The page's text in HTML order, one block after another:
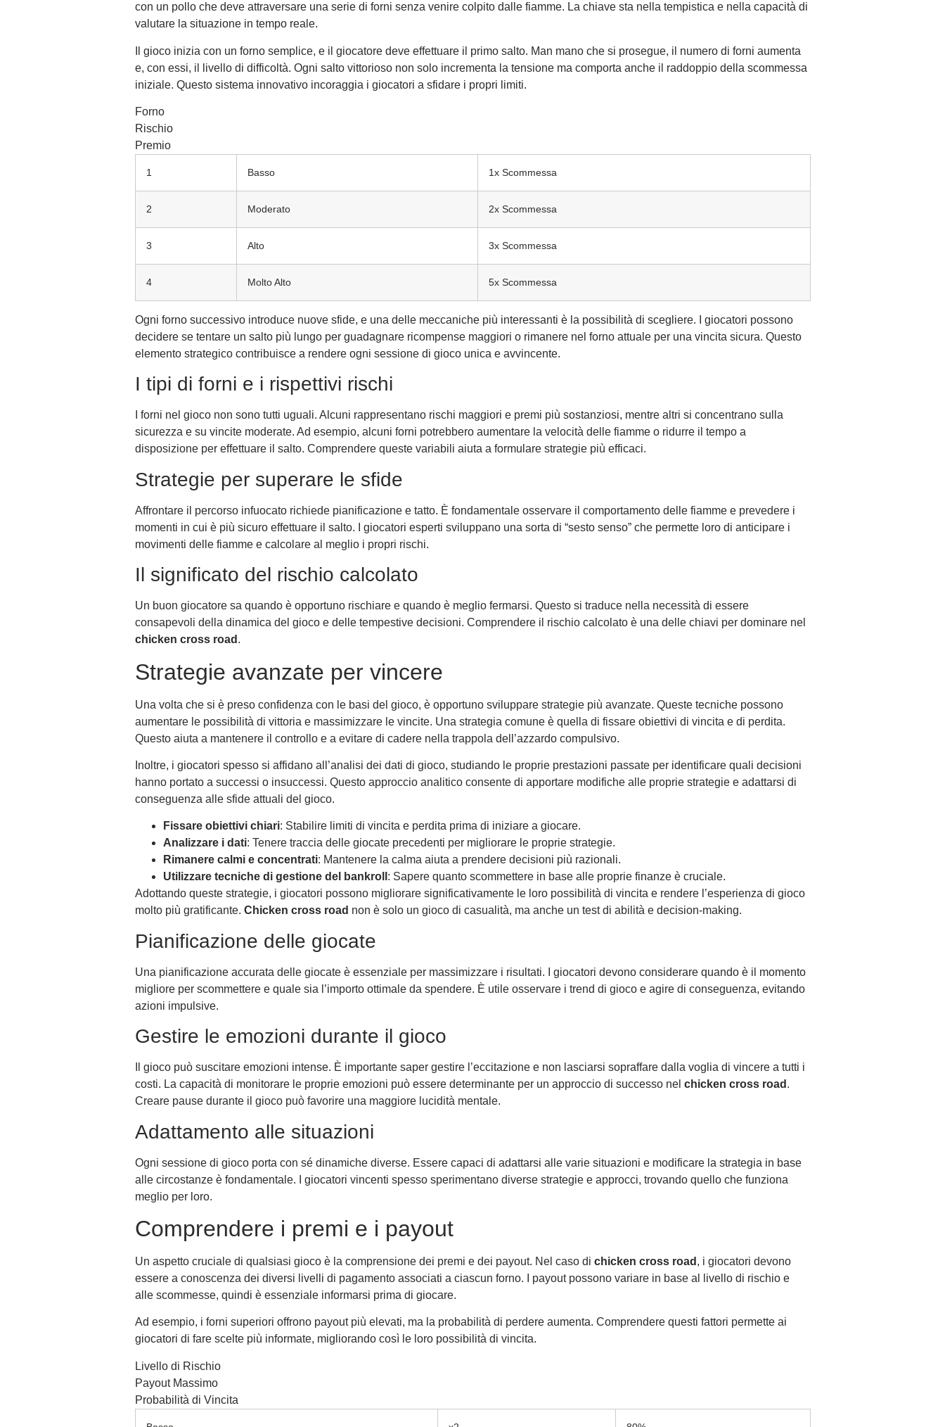
con un pollo che deve attraversare una serie di forni senza venire colpito dalle fiamme. La chiave sta nella tempistica e nella capacità di
valutare la situazione in tempo reale.
Il gioco inizia con un forno semplice, e il giocatore deve effettuare il primo salto. Man mano che si prosegue, il numero di forni aumenta
e, con essi, il livello di difficoltà. Ogni salto vittorioso non solo incrementa la tensione ma comporta anche il raddoppio della scommessa
iniziale. Questo sistema innovativo incoraggia i giocatori a sfidare i propri limiti.
Forno
Rischio
Premio
1 Basso 1x Scommessa
2 Moderato 2x Scommessa
3 Alto 3x Scommessa
4 Molto Alto 5x Scommessa
Ogni forno successivo introduce nuove sfide, e una delle meccaniche più interessanti è la possibilità di scegliere. I giocatori possono
decidere se tentare un salto più lungo per guadagnare ricompense maggiori o rimanere nel forno attuale per una vincita sicura. Questo
elemento strategico contribuisce a rendere ogni sessione di gioco unica e avvincente.
I tipi di forni e i rispettivi rischi
I forni nel gioco non sono tutti uguali. Alcuni rappresentano rischi maggiori e premi più sostanziosi, mentre altri si concentrano sulla
sicurezza e su vincite moderate. Ad esempio, alcuni forni potrebbero aumentare la velocità delle fiamme o ridurre il tempo a
disposizione per effettuare il salto. Comprendere queste variabili aiuta a formulare strategie più efficaci.
Strategie per superare le sfide
Affrontare il percorso infuocato richiede pianificazione e tatto. È fondamentale osservare il comportamento delle fiamme e prevedere i
momenti in cui è più sicuro effettuare il salto. I giocatori esperti sviluppano una sorta di “sesto senso” che permette loro di anticipare i
movimenti delle fiamme e calcolare al meglio i propri rischi.
Il significato del rischio calcolato
Un buon giocatore sa quando è opportuno rischiare e quando è meglio fermarsi. Questo si traduce nella necessità di essere
consapevoli della dinamica del gioco e delle tempestive decisioni. Comprendere il rischio calcolato è una delle chiavi per dominare nel
chicken cross road .
Strategie avanzate per vincere
Una volta che si è preso confidenza con le basi del gioco, è opportuno sviluppare strategie più avanzate. Queste tecniche possono
aumentare le possibilità di vittoria e massimizzare le vincite. Una strategia comune è quella di fissare obiettivi di vincita e di perdita.
Questo aiuta a mantenere il controllo e a evitare di cadere nella trappola dell’azzardo compulsivo.
Inoltre, i giocatori spesso si affidano all’analisi dei dati di gioco, studiando le proprie prestazioni passate per identificare quali decisioni
hanno portato a successi o insuccessi. Questo approccio analitico consente di apportare modifiche alle proprie strategie e adattarsi di
conseguenza alle sfide attuali del gioco.
Fissare obiettivi chiari: Stabilire limiti di vincita e perdita prima di iniziare a giocare.
Analizzare i dati: Tenere traccia delle giocate precedenti per migliorare le proprie strategie.
Rimanere calmi e concentrati: Mantenere la calma aiuta a prendere decisioni più razionali.
Utilizzare tecniche di gestione del bankroll : Sapere quanto scommettere in base alle proprie finanze è cruciale.
Adottando queste strategie, i giocatori possono migliorare significativamente le loro possibilità di vincita e rendere l’esperienza di gioco
molto più gratificante. Chicken cross road non è solo un gioco di casualità, ma anche un test di abilità e decision-making.
Pianificazione delle giocate
Una pianificazione accurata delle giocate è essenziale per massimizzare i risultati. I giocatori devono considerare quando è il momento
migliore per scommettere e quale sia l’importo ottimale da spendere. È utile osservare i trend di gioco e agire di conseguenza, evitando
azioni impulsive.
Gestire le emozioni durante il gioco
Il gioco può suscitare emozioni intense. È importante saper gestire l’eccitazione e non lasciarsi sopraffare dalla voglia di vincere a tutti i
costi. La capacità di monitorare le proprie emozioni può essere determinante per un approccio di successo nel chicken cross road .
Creare pause durante il gioco può favorire una maggiore lucidità mentale.
Adattamento alle situazioni
Ogni sessione di gioco porta con sé dinamiche diverse. Essere capaci di adattarsi alle varie situazioni e modificare la strategia in base
alle circostanze è fondamentale. I giocatori vincenti spesso sperimentano diverse strategie e approcci, trovando quello che funziona
meglio per loro.
Comprendere i premi e i payout
Un aspetto cruciale di qualsiasi gioco è la comprensione dei premi e dei payout. Nel caso di chicken cross road , i giocatori devono
essere a conoscenza dei diversi livelli di pagamento associati a ciascun forno. I payout possono variare in base al livello di rischio e
alle scommesse, quindi è essenziale informarsi prima di giocare.
Ad esempio, i forni superiori offrono payout più elevati, ma la probabilità di perdere aumenta. Comprendere questi fattori permette ai
giocatori di fare scelte più informate, migliorando così le loro possibilità di vincita.
Livello di Rischio
Payout Massimo
Probabilità di Vincita